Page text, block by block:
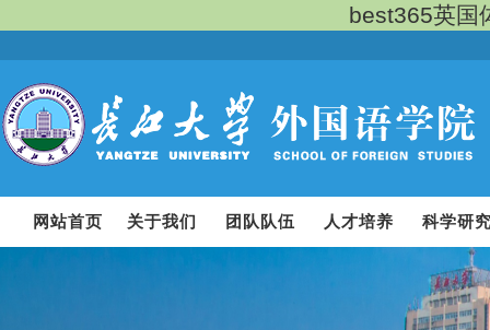
best365英国
网站首页 关于我们 团队队伍 人才培养 科学研